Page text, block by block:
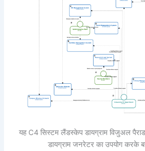
यह C4 सिस्टम लैंडस्केप डायग्राम विजुअल
डायग्राम जनरेटर का उपयोग करके